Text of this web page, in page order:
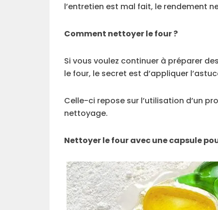
l’entretien est mal fait, le rendement
Comment nettoyer le four ?
Si vous voulez continuer à préparer
le four, le secret est d’appliquer
Celle-ci repose sur l’utilisation d’un
nettoyage.
Nettoyer le four avec une capsule